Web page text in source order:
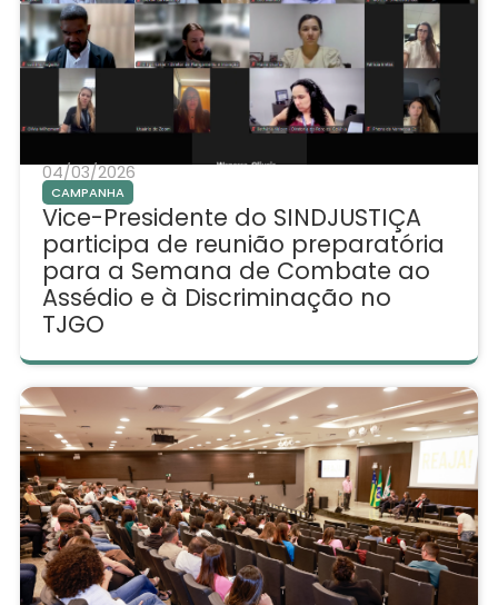
04/03/2026
CAMPANHA
Vice-Presidente do SINDJUSTIÇA
participa de reunião preparatória
para a Semana de Combate ao
Assédio e à Discriminação no
TJGO